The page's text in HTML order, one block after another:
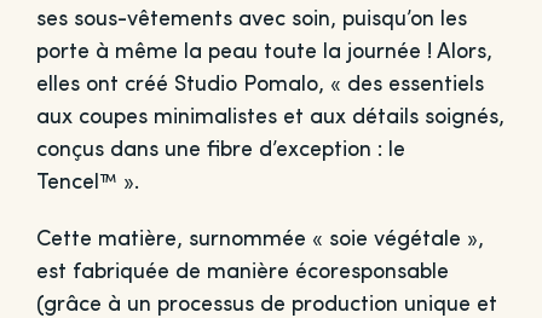
ses sous-vêtements avec soin, puisqu’on les
porte à même la peau toute la journée ! Alors,
elles ont créé Studio Pomalo, « des essentiels
aux coupes minimalistes et aux détails soignés,
conçus dans une fibre d’exception : le
Tencel™ ».
Cette matière, surnommée « soie végétale »,
est fabriquée de manière écoresponsable
(grâce à un processus de production unique et